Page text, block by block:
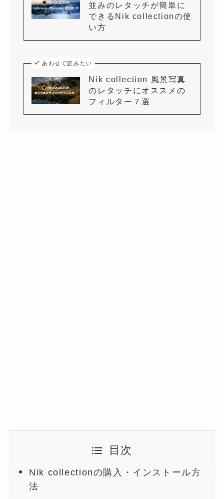
並みのレタッチが簡単に
できるNik collectionの使
い方
あわせて読みたい
Nik collection 風景写真
のレタッチにオススメの
フィルター７選
目次
Nik collectionの購入・インストール方
法